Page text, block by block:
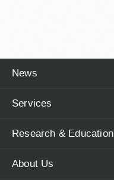
News
Services
Research & Education
About Us